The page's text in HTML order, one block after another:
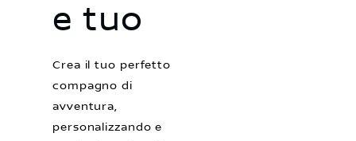
e tuo
Crea il tuo perfetto
compagno di
avventura,
personalizzando e